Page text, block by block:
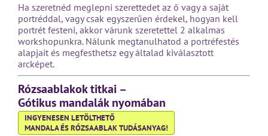
Ha szeretnéd meglepni szerettedet az ő vagy a saját
portréddal, vagy csak egyszerűen érdekel, hogyan kell
portrét festeni, akkor várunk szeretettel 2 alkalmas
workshopunkra. Nálunk megtanulhatod a portréfestés
alapjait és megfesthetsz egy általad kiválasztott
arcképet.
Rózsaablakok titkai –
Gótikus mandalák nyomában
INGYENESEN LETÖLTHETŐ
MANDALA ÉS RÓZSAABLAK TUDÁSANYAG!